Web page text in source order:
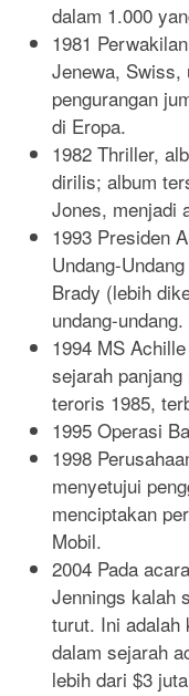
dalam 1.000
1981
Jenewa, Swiss,
pengurangan
di Eropa.
1982 Thriller,
dirilis; album
Jones, menjadi
1993 Presiden
Undang-
Brady (lebih
undang-undang.
1994 MS
sejarah
teroris 1985,
1995 Operasi
1998
menyetujui
menciptakan
Mobil.
2004 Pada
Jennings kalah
turut. Ini adalah
dalam sejarah
lebih dari $3